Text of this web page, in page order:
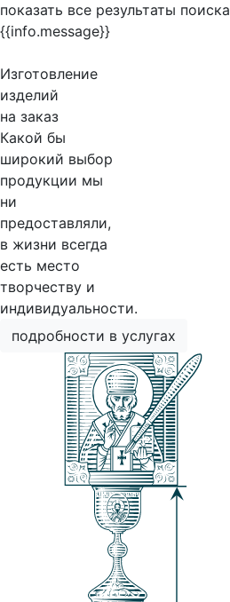
показать все результаты поиска
{{info.message}}
Изготовление
изделий
на заказ
Какой бы
широкий выбор
продукции мы
ни
предоставляли,
в жизни всегда
есть место
творчеству и
индивидуальности.
подробности в услугах